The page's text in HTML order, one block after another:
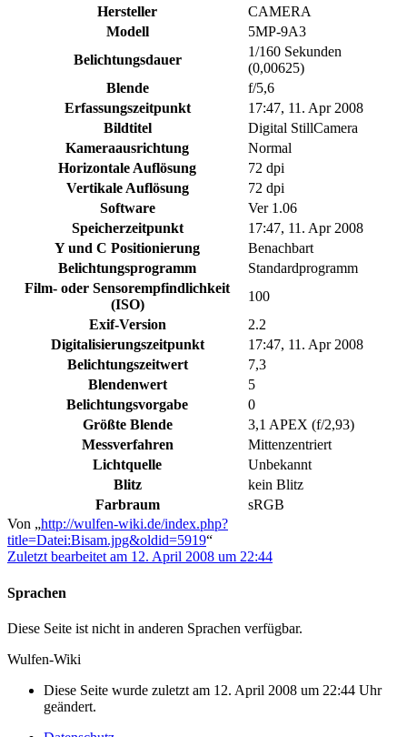
Hersteller
CAMERA
Modell
5MP-9A3
Belichtungsdauer
1/160 Sekunden
(0,00625)
Blende
f/5,6
Erfassungszeitpunkt
17:47, 11. Apr 2008
Bildtitel
Digital StillCamera
Kameraausrichtung
Normal
Horizontale Auflösung
72 dpi
Vertikale Auflösung
72 dpi
Software
Ver 1.06
Speicherzeitpunkt
17:47, 11. Apr 2008
Y und C Positionierung
Benachbart
Belichtungsprogramm
Standardprogramm
Film- oder Sensorempfindlichkeit
(ISO)
100
Exif-Version
2.2
Digitalisierungszeitpunkt
17:47, 11. Apr 2008
Belichtungszeitwert
7,3
Blendenwert
5
Belichtungsvorgabe
0
Größte Blende
3,1 APEX (f/2,93)
Messverfahren
Mittenzentriert
Lichtquelle
Unbekannt
Blitz
kein Blitz
Farbraum
sRGB
Von „http://wulfen-wiki.de/index.php?
title=Datei:Bisam.jpg&oldid=5919“
Zuletzt bearbeitet am 12. April 2008 um 22:44
Sprachen
Diese Seite ist nicht in anderen Sprachen verfügbar.
Wulfen-Wiki
Diese Seite wurde zuletzt am 12. April 2008 um 22:44 Uhr
geändert.